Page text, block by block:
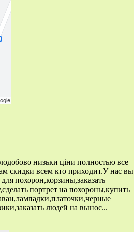
низьки ціни полностью все
скидки всем кто приходит.У нас вы
похорон,корзины,заказать
портрет на похороны,купить
людей на вынос...